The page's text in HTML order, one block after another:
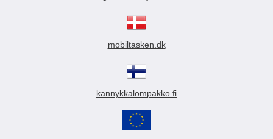
mobiltasken.dk
kannykkalompakko.fi